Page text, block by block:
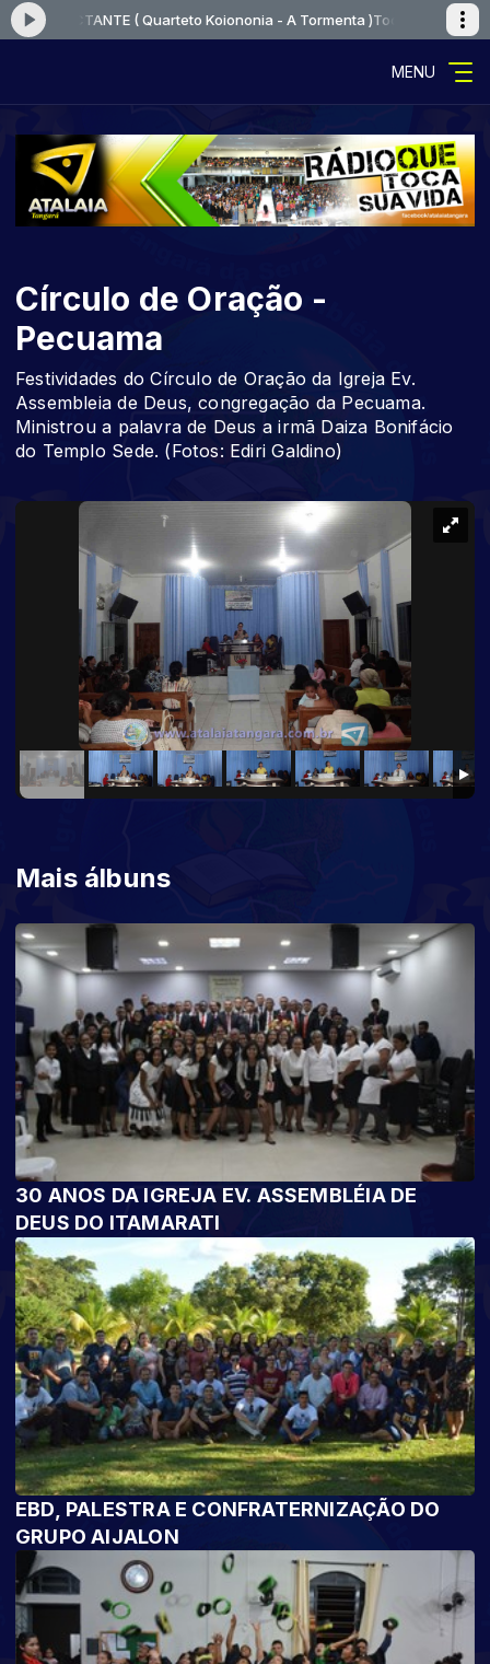
IMPACTANTE ( Quarteto Koiononia - A Tormenta )Tocando agora: VOCÊ
MENU
Círculo de Oração -
Pecuama
Festividades do Círculo de Oração da Igreja Ev.
Assembleia de Deus, congregação da Pecuama.
Ministrou a palavra de Deus a irmã Daiza Bonifácio
do Templo Sede. (Fotos: Ediri Galdino)
Mais álbuns
30 ANOS DA IGREJA EV. ASSEMBLÉIA DE
DEUS DO ITAMARATI
EBD, PALESTRA E CONFRATERNIZAÇÃO DO
GRUPO AIJALON